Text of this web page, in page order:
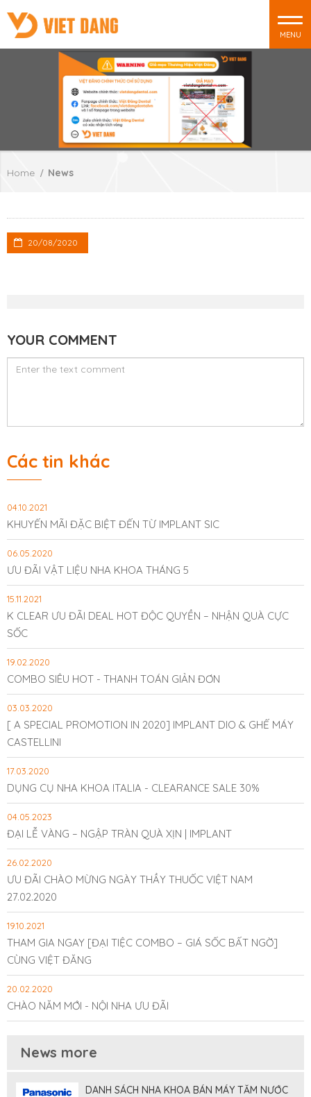
MENU
Home News
20/08/2020
YOUR COMMENT
Các tin khác
04.10.2021
KHUYẾN MÃI ĐẶC BIỆT ĐẾN TỪ IMPLANT SIC
06.05.2020
ƯU ĐÃI VẬT LIỆU NHA KHOA THÁNG 5
15.11.2021
K CLEAR ƯU ĐÃI DEAL HOT ĐỘC QUYỀN – NHẬN QUÀ CỰC
SỐC
19.02.2020
COMBO SIÊU HOT - THANH TOÁN GIẢN ĐƠN
03.03.2020
[ A SPECIAL PROMOTION IN 2020] IMPLANT DIO & GHẾ MÁY
CASTELLINI
17.03.2020
DỤNG CỤ NHA KHOA ITALIA - CLEARANCE SALE 30%
04.05.2023
​ĐẠI LỄ VÀNG – NGẬP TRÀN QUÀ XỊN | IMPLANT
26.02.2020
ƯU ĐÃI CHÀO MỪNG NGÀY THẦY THUỐC VIỆT NAM
27.02.2020
19.10.2021
THAM GIA NGAY [ĐẠI TIỆC COMBO – GIÁ SỐC BẤT NGỜ]
CÙNG VIỆT ĐĂNG
20.02.2020
CHÀO NĂM MỚI - NỘI NHA ƯU ĐÃI
News more
DANH SÁCH NHA KHOA BÁN MÁY TĂM NƯỚC